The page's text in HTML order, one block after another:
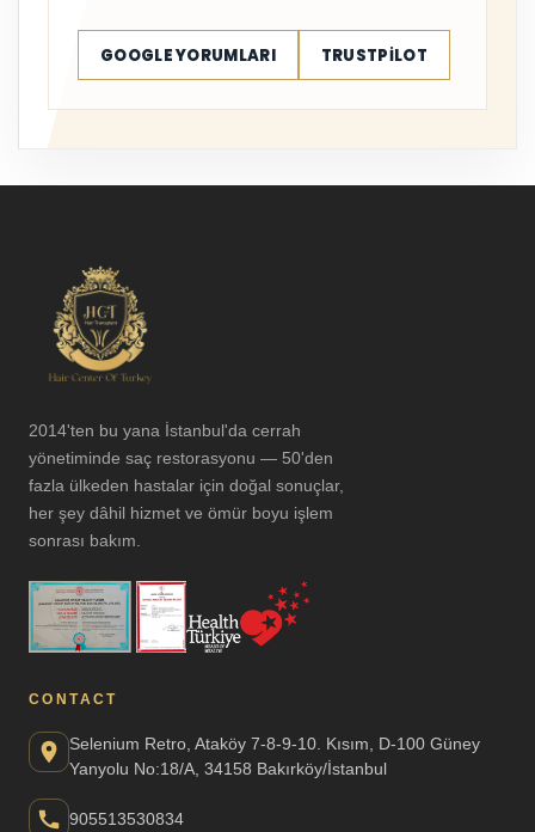
GOOGLE YORUMLARI TRUSTPILOT
2014'ten bu yana İstanbul'da cerrah
yönetiminde saç restorasyonu — 50'den
fazla ülkeden hastalar için doğal sonuçlar,
her şey dâhil hizmet ve ömür boyu işlem
sonrası bakım.
CONTACT
Selenium Retro, Ataköy 7-8-9-10. Kısım, D-100 Güney
Yanyolu No:18/A, 34158 Bakırköy/İstanbul
905513530834